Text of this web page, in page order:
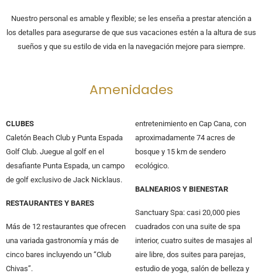
Nuestro personal es amable y flexible; se les enseña a prestar atención a
los detalles para asegurarse de que sus vacaciones estén a la altura de sus
sueños y que su estilo de vida en la navegación mejore para siempre.
Amenidades
CLUBES
Caletón Beach Club y Punta Espada
Golf Club. Juegue al golf en el
desafiante Punta Espada, un campo
de golf exclusivo de Jack Nicklaus.
RESTAURANTES Y BARES
Más de 12 restaurantes que ofrecen
una variada gastronomía y más de
cinco bares incluyendo un “Club
Chivas”.
entretenimiento en Cap Cana, con
aproximadamente 74 acres de
bosque y 15 km de sendero
ecológico.
BALNEARIOS Y BIENESTAR
Sanctuary Spa: casi 20,000 pies
cuadrados con una suite de spa
interior, cuatro suites de masajes al
aire libre, dos suites para parejas,
estudio de yoga, salón de belleza y